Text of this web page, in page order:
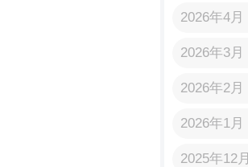
2026年4月
2026年3月
2026年2月
2026年1月
2025年12月